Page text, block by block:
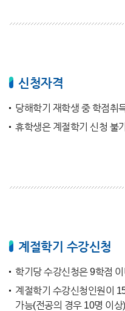
신청자격
당해학기 재학생 중 학점취
휴학생은 계절학기 신청 불
계절학기 수강신청
학기당 수강신청은 9학점
계절학기 수강신청인원이
가능(전공의 경우 10명 이상)